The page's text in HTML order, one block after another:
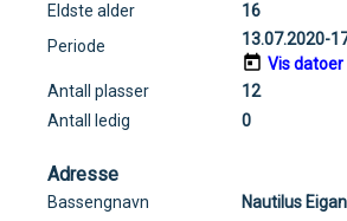
Eldste alder
16
Periode
13.07.2020-
Vis datoer
Antall plasser
12
Antall ledig
0
Adresse
Bassengnavn
Nautilus